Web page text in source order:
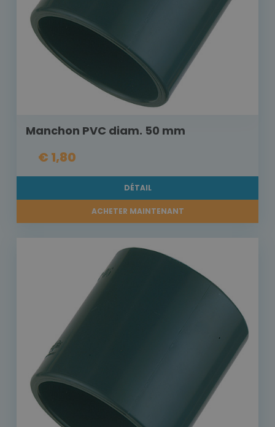
Manchon PVC diam. 50 mm
€ 1,80
DÉTAIL
ACHETER MAINTENANT